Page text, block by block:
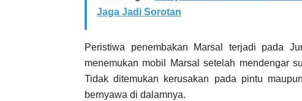
Jaga Jadi Sorotan
Peristiwa penembakan Marsal terjadi pada
menemukan mobil Marsal setelah mendengar
Tidak ditemukan kerusakan pada pintu
bernyawa di dalamnya.